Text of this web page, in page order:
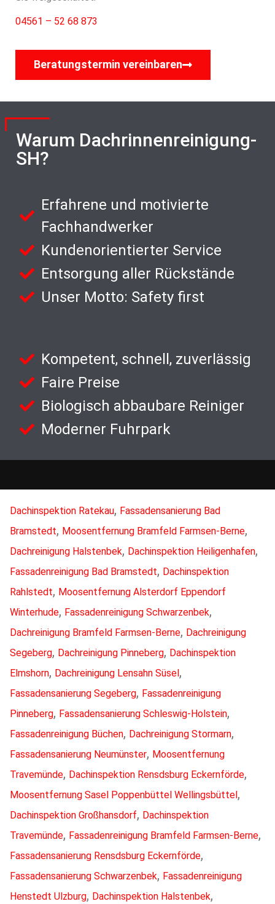
04561 – 52 68 873
Beratungstermin vereinbaren
Warum Dachrinnenreinigung-
SH?
Erfahrene und motivierte
Fachhandwerker
Kundenorientierter Service
Entsorgung aller Rückstände
Unser Motto: Safety first
Kompetent, schnell, zuverlässig
Faire Preise
Biologisch abbaubare Reiniger
Moderner Fuhrpark
Dachinspektion Ratekau, Fassadensanierung Bad
Bramstedt, Moosentfernung Bramfeld Farmsen-Berne,
Dachreinigung Halstenbek, Dachinspektion Heiligenhafen,
Fassadenreinigung Bad Bramstedt, Dachinspektion
Rahlstedt, Moosentfernung Alsterdorf Eppendorf
Winterhude, Fassadenreinigung Schwarzenbek,
Dachreinigung Bramfeld Farmsen-Berne, Dachreinigung
Segeberg, Dachreinigung Pinneberg, Dachinspektion
Elmshorn, Dachreinigung Lensahn Süsel,
Fassadensanierung Segeberg, Fassadenreinigung
Pinneberg, Fassadensanierung Schleswig-Holstein,
Fassadenreinigung Büchen, Dachreinigung Stormarn,
Fassadensanierung Neumünster, Moosentfernung
Travemünde, Dachinspektion Rensdsburg Eckernförde,
Moosentfernung Sasel Poppenbüttel Wellingsbüttel,
Dachinspektion Großhansdorf, Dachinspektion
Travemünde, Fassadenreinigung Bramfeld Farmsen-Berne,
Fassadensanierung Rensdsburg Eckernförde,
Fassadensanierung Schwarzenbek, Fassadenreinigung
Henstedt Ulzburg, Dachinspektion Halstenbek,